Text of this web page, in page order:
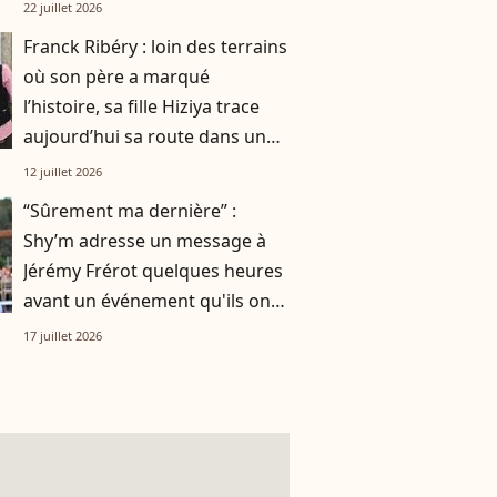
22 juillet 2026
Franck Ribéry : loin des terrains
où son père a marqué
l’histoire, sa fille Hiziya trace
aujourd’hui sa route dans un
tout autre univers
12 juillet 2026
“Sûrement ma dernière” :
Shy’m adresse un message à
Jérémy Frérot quelques heures
avant un événement qu'ils ont
vécu ensemble
17 juillet 2026